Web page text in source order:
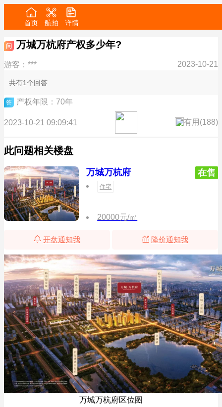
首页 航拍 详情
问 万城万杭府产权多少年?
游客：*** 2023-10-21
共有1个回答
答 产权年限：70年
2023-10-21 09:09:41 有用(188)
此问题相关楼盘
万城万杭府 在售
住宅
20000元/㎡
开盘通知我 降价通知我
万城万杭府区位图